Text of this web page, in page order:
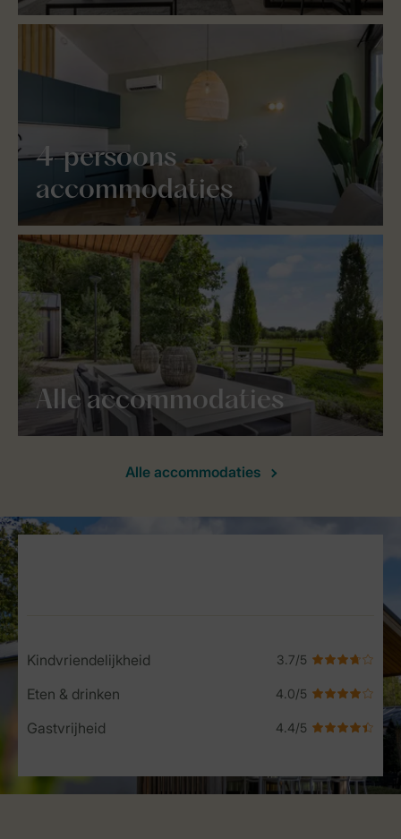
4-persoons
accommodaties
Alle accommodaties
Alle accommodaties
Kindvriendelijkheid
Eten & drinken
Gastvrijheid